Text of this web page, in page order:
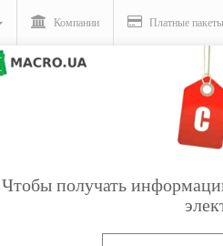
Компании Платные пакеты
Чтобы получать